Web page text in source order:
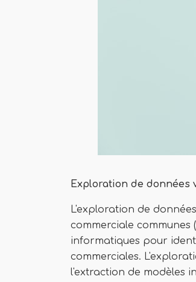
Exploration de données
L'exploration de
commerciale communes
informatiques pour
commerciales.
l'extraction de modèles